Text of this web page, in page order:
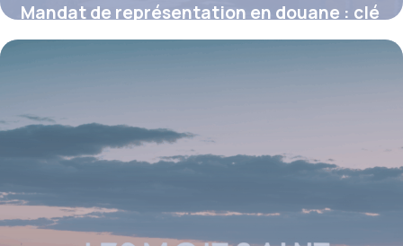
Mandat de représentation en douane : clé
de voûte de la conformité aux formalités